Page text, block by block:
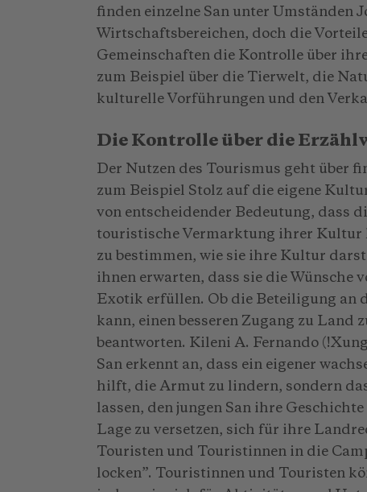
finden einzelne San unter Umständen
Wirtschaftsbereichen, doch die
Gemeinschaften die Kontrolle über
zum Beispiel über die Tierwelt, die
kulturelle Vorführungen und den
Die Kontrolle über die
Der Nutzen des Tourismus geht über
zum Beispiel Stolz auf die eigene
von entscheidender Bedeutung, dass
touristische Vermarktung ihrer Kultur
zu bestimmen, wie sie ihre Kultur
ihnen erwarten, dass sie die Wünsche
Exotik erfüllen. Ob die Beteiligung an
kann, einen besseren Zugang zu Land
beantworten. Kileni A. Fernando
San erkennt an, dass ein eigener
hilft, die Armut zu lindern, sondern
lassen, den jungen San ihre
Lage zu versetzen, sich für ihre
Touristen und Touristinnen in die
locken”. Touristinnen und Touristen